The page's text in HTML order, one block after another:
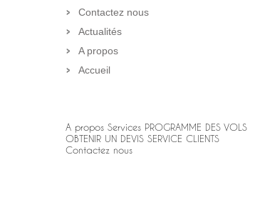
Contactez nous
Actualités
A propos
Accueil
A propos Services PROGRAMME DES VOLS
OBTENIR UN DEVIS SERVICE CLIENTS
Contactez nous